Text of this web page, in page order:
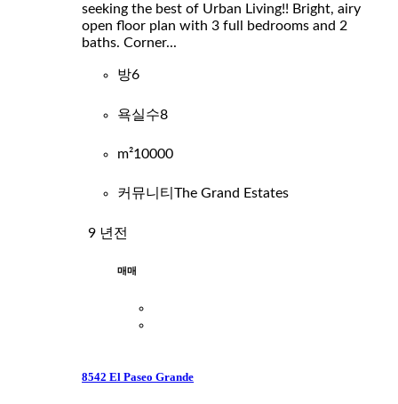
seeking the best of Urban Living!! Bright, airy
open floor plan with 3 full bedrooms and 2
baths. Corner...
방6
욕실수8
m²10000
커뮤니티The Grand Estates
9 년전
매매
8542 El Paseo Grande